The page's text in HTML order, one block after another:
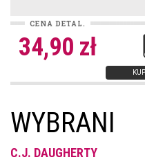
CENA DETAL.
34,90 zł
WYBRANI
C.J. DAUGHERTY